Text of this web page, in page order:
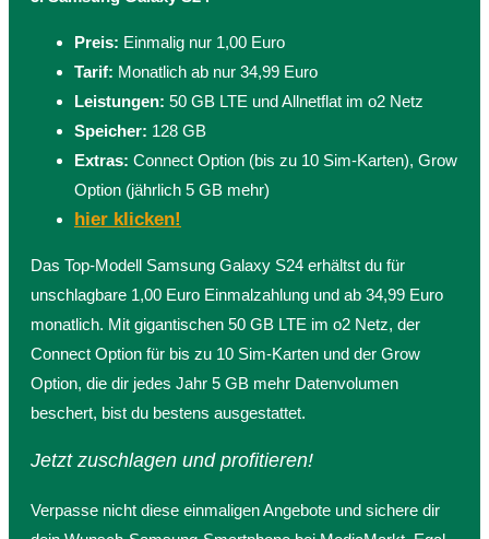
Preis: Einmalig nur 1,00 Euro
Tarif: Monatlich ab nur 34,99 Euro
Leistungen: 50 GB LTE und Allnetflat im o2 Netz
Speicher: 128 GB
Extras: Connect Option (bis zu 10 Sim-Karten), Grow
Option (jährlich 5 GB mehr)
hier klicken!
Das Top-Modell Samsung Galaxy S24 erhältst du für
unschlagbare 1,00 Euro Einmalzahlung und ab 34,99 Euro
monatlich. Mit gigantischen 50 GB LTE im o2 Netz, der
Connect Option für bis zu 10 Sim-Karten und der Grow
Option, die dir jedes Jahr 5 GB mehr Datenvolumen
beschert, bist du bestens ausgestattet.
Jetzt zuschlagen und profitieren!
Verpasse nicht diese einmaligen Angebote und sichere dir